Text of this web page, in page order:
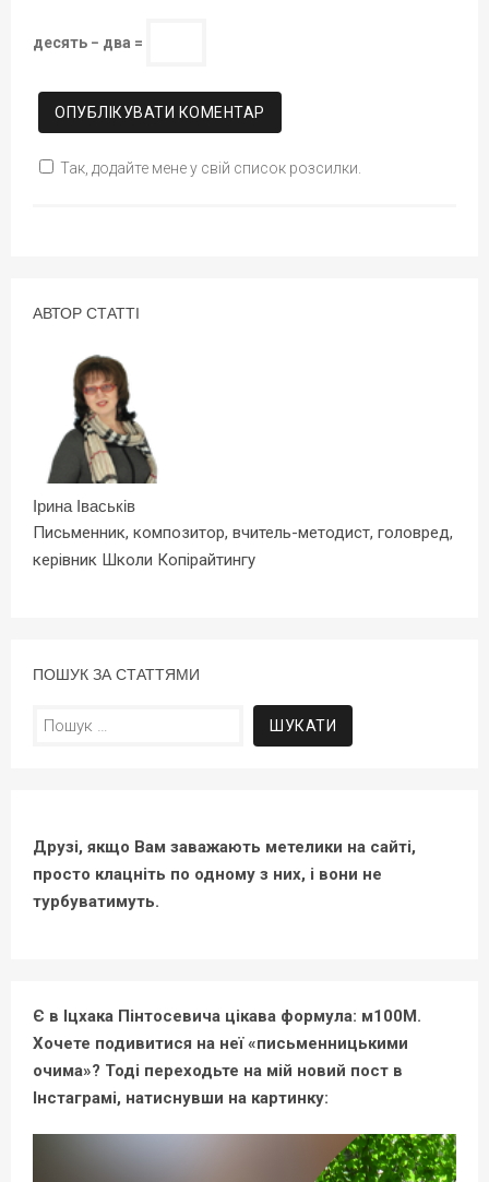
десять − два =
Так, додайте мене у свій список розсилки.
АВТОР СТАТТІ
Ірина Іваськів
Письменник, композитор, вчитель-методист, головред,
керівник Школи Копірайтингу
ПОШУК ЗА СТАТТЯМИ
Пошук:
Друзі, якщо Вам заважають метелики на сайті,
просто клацніть по одному з них, і вони не
турбуватимуть.
Є в Іцхака Пінтосевича цікава формула: м100М.
Хочете подивитися на неї «письменницькими
очима»? Тоді переходьте на мій новий пост в
Інстаграмі, натиснувши на картинку: